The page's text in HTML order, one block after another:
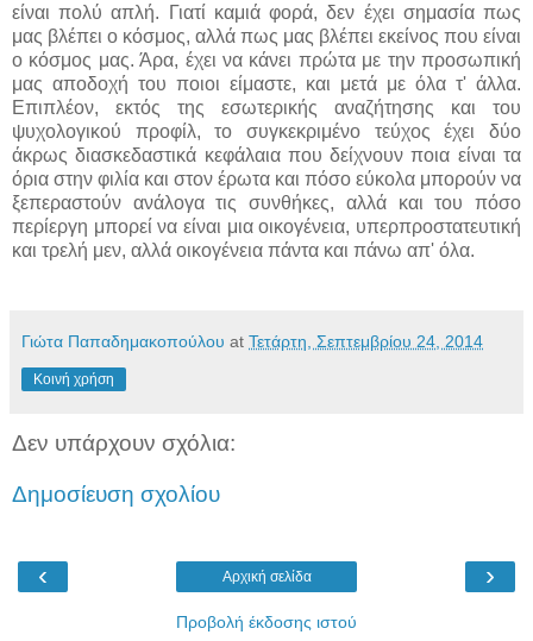
είναι πολύ απλή. Γιατί καμιά φορά, δεν έχει σημασία πως
μας βλέπει ο κόσμος, αλλά πως μας βλέπει εκείνος που είναι
ο κόσμος μας. Άρα, έχει να κάνει πρώτα με την προσωπική
μας αποδοχή του ποιοι είμαστε, και μετά με όλα τ' άλλα.
Επιπλέον, εκτός της εσωτερικής αναζήτησης και του
ψυχολογικού προφίλ, το συγκεκριμένο τεύχος έχει δύο
άκρως διασκεδαστικά κεφάλαια που δείχνουν ποια είναι τα
όρια στην φιλία και στον έρωτα και πόσο εύκολα μπορούν να
ξεπεραστούν ανάλογα τις συνθήκες, αλλά και του πόσο
περίεργη μπορεί να είναι μια οικογένεια, υπερπροστατευτική
και τρελή μεν, αλλά οικογένεια πάντα και πάνω απ' όλα.
Γιώτα Παπαδημακοπούλου at Τετάρτη, Σεπτεμβρίου 24, 2014
Κοινή χρήση
Δεν υπάρχουν σχόλια:
Δημοσίευση σχολίου
‹ ›
Αρχική σελίδα
Προβολή έκδοσης ιστού